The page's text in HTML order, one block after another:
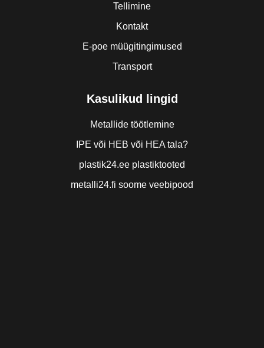
Tellimine
Kontakt
E-poe müügitingimused
Transport
Kasulikud lingid
Metallide töötlemine
IPE või HEB või HEA tala?
plastik24.ee plastiktooted
metalli24.fi soome veebipood